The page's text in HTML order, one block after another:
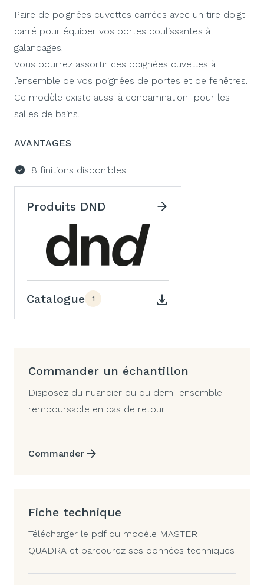
Paire de poignées cuvettes carrées avec un tire doigt
carré pour équiper vos portes coulissantes à
galandages.
Vous pourrez assortir ces poignées cuvettes à
l’ensemble de vos poignées de portes et de fenêtres.
Ce modèle existe aussi à condamnation pour les
salles de bains.
AVANTAGES
8 finitions disponibles
Produits DND
Catalogue 1
Commander un échantillon
Disposez du nuancier ou du demi-ensemble
remboursable en cas de retour
Commander
Fiche technique
Télécharger le pdf du modèle MASTER
QUADRA et parcourez ses données techniques